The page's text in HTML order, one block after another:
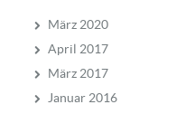
März 2020
April 2017
März 2017
Januar 2016